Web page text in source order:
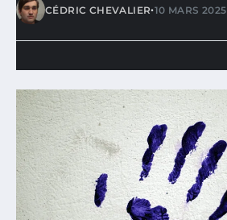
CÉDRIC CHEVALIER•10 MARS 2025